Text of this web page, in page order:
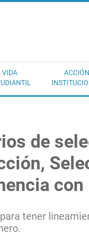
VIDA
ACCIÓN
de
con
tener